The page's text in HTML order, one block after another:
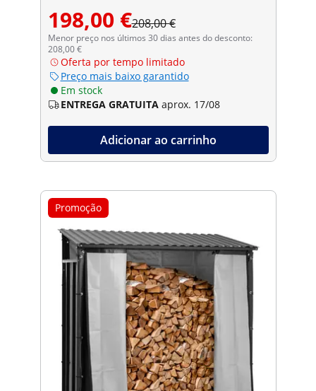
198,00 €208,00 €
Menor preço nos últimos 30 dias antes do desconto:
208,00 €
Oferta por tempo limitado
Preço mais baixo garantido
Em stock
ENTREGA GRATUITA aprox. 17/08
Adicionar ao carrinho
Promoção